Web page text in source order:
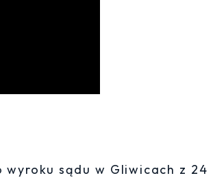
sądu w Gliwicach z 24